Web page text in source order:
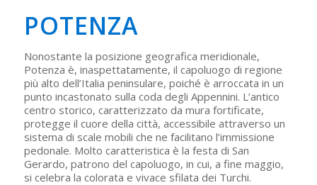
POTENZA
Nonostante la posizione geografica meridionale,
Potenza è, inaspettatamente, il capoluogo di regione
più alto dell’Italia peninsulare, poiché è arroccata in un
punto incastonato sulla coda degli Appennini. L’antico
centro storico, caratterizzato da mura fortificate,
protegge il cuore della città, accessibile attraverso un
sistema di scale mobili che ne facilitano l’immissione
pedonale. Molto caratteristica è la festa di San
Gerardo, patrono del capoluogo, in cui, a fine maggio,
si celebra la colorata e vivace sfilata dei Turchi.